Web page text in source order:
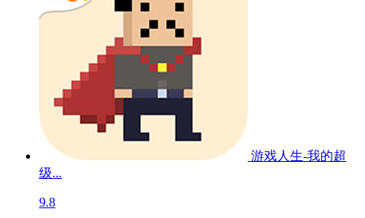
游戏人生-我的超
级...
9.8